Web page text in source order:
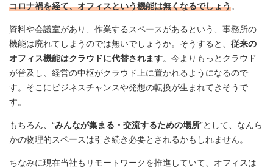
コロナ禍を経て、オフィスという機能は無くなるでしょう。
資料や会議室があり、作業するスペースがあるという、事務所の
機能は廃れてしまうのでは無いでしょうか。そうすると、 従来の
オフィス機能はクラウドに代替されます。今よりもっとクラウド
が普及し、経営の中枢がクラウド上に置かれるようになるので
す。そこにビジネスチャンスや発想の転換が生まれてきそうで
す。
もちろん、“みんなが集まる・交流するための場所”として、なんら
かの物理的スペースは引き続き必要とされるかもしれません。
ちなみに現在当社もリモートワークを推進していて、オフィスは